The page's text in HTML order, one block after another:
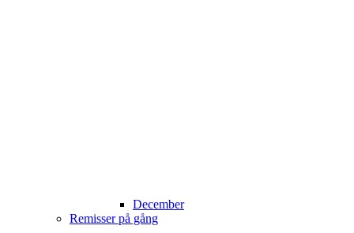
December
Remisser på gång